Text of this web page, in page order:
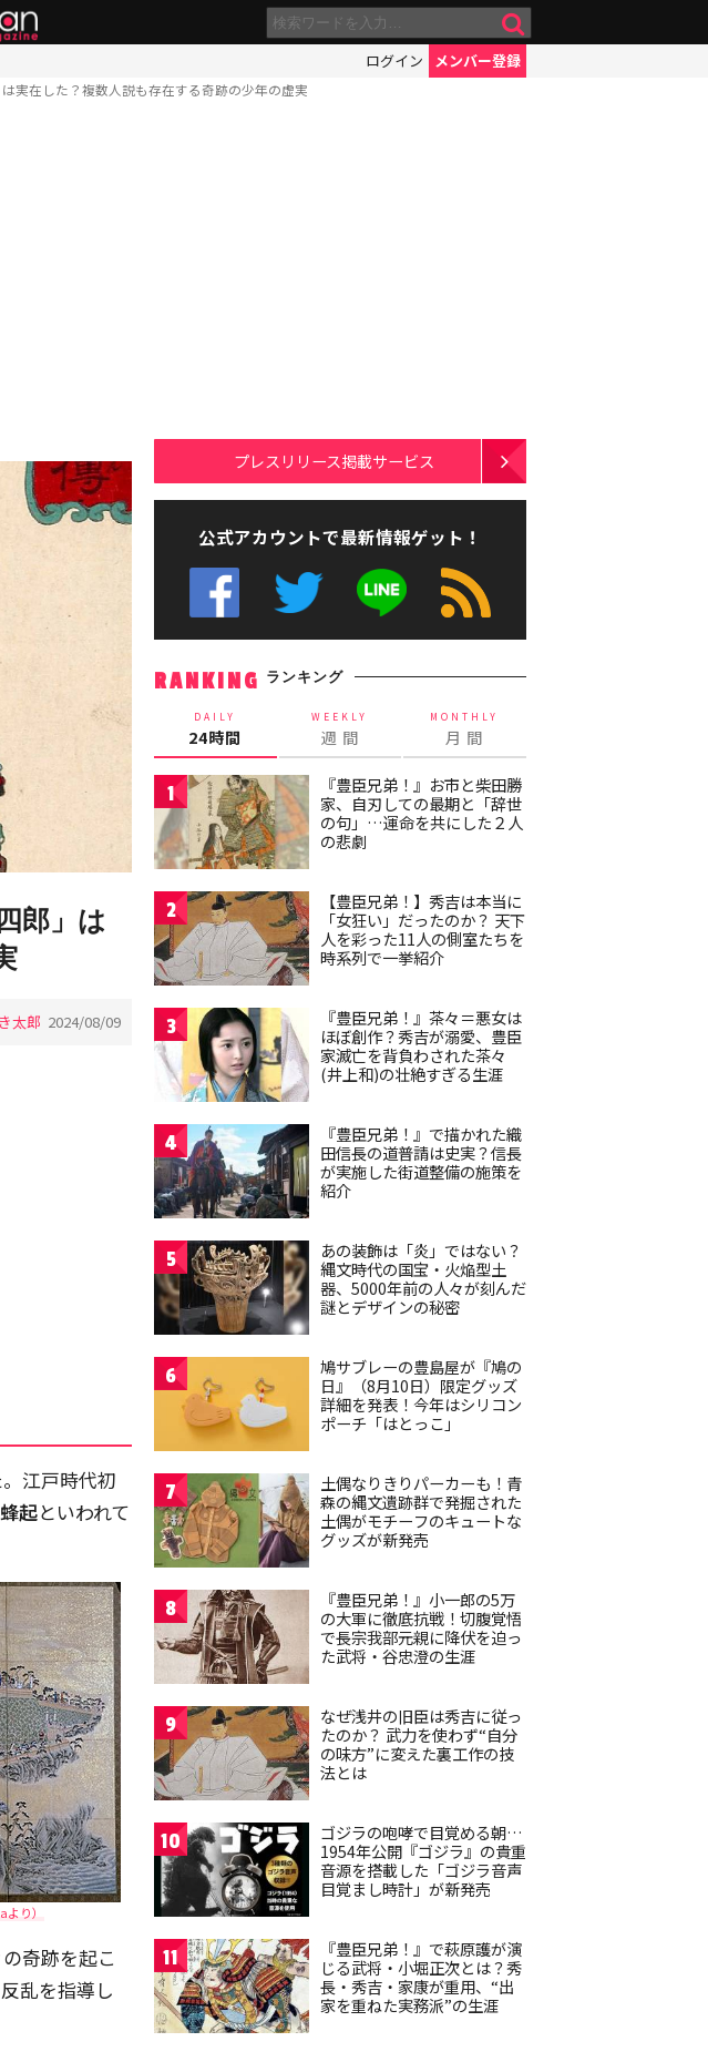
ログイン メンバー登録
実在した？複数人説も存在する奇跡の少年の虚実
郎」は
太郎 2024/08/09
江戸時代初
起といわれて
り）
奇跡を起こ
乱を指導し
プレスリリース掲載サービス
公式アカウントで最新情報ゲット！
RANKING ランキング
DAILY
24時間
WEEKLY
週 間
MONTHLY
月 間
1
『豊臣兄弟！』お市と柴田勝
家、自刃しての最期と「辞世
の句」…運命を共にした２人
の悲劇
2
【豊臣兄弟！】秀吉は本当に
「女狂い」だったのか？ 天下
人を彩った11人の側室たちを
時系列で一挙紹介
3
『豊臣兄弟！』茶々＝悪女は
ほぼ創作？秀吉が溺愛、豊臣
家滅亡を背負わされた茶々
(井上和)の壮絶すぎる生涯
4
『豊臣兄弟！』で描かれた織
田信長の道普請は史実？信長
が実施した街道整備の施策を
紹介
5
あの装飾は「炎」ではない？
縄文時代の国宝・火焔型土
器、5000年前の人々が刻んだ
謎とデザインの秘密
6
鳩サブレーの豊島屋が『鳩の
日』（8月10日）限定グッズ
詳細を発表！今年はシリコン
ポーチ「はとっこ」
7
土偶なりきりパーカーも！青
森の縄文遺跡群で発掘された
土偶がモチーフのキュートな
グッズが新発売
8
『豊臣兄弟！』小一郎の5万
の大軍に徹底抗戦！切腹覚悟
で長宗我部元親に降伏を迫っ
た武将・谷忠澄の生涯
9
なぜ浅井の旧臣は秀吉に従っ
たのか？ 武力を使わず“自分
の味方”に変えた裏工作の技
法とは
10
ゴジラの咆哮で目覚める朝…
1954年公開『ゴジラ』の貴重
音源を搭載した「ゴジラ音声
目覚まし時計」が新発売
11
『豊臣兄弟！』で萩原護が演
じる武将・小堀正次とは？秀
長・秀吉・家康が重用、“出
家を重ねた実務派”の生涯